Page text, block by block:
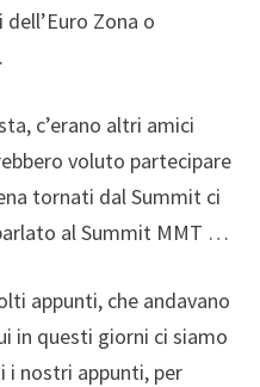
Zona o
c’erano altri amici
voluto partecipare
tornati dal Summit ci
al Summit MMT …
appunti, che andavano
in questi giorni ci siamo
nostri appunti, per